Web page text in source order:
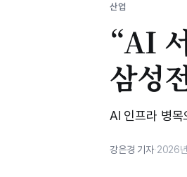
산업
“AI
삼성
AI 인프라 병목
강은경 기자·2026